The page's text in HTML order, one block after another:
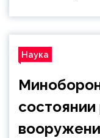
Наука
состоянии